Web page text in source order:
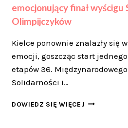
emocjonujący finał wyścigu
Olimpijczyków
Kielce ponownie znalazły się
emocji, goszcząc start
etapów 36.
Solidarności i…
DOWIEDZ SIĘ WIĘCEJ KIELCE